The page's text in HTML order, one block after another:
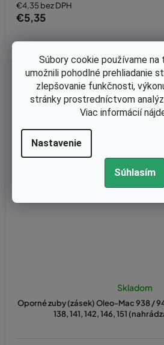
Súbory cookie používame na
umožnili pohodlné prehliadanie
zlepšovanie funkčnosti,
stránky prostredníctvom
Viac informácií
Nastavenie
Súhlasím
€4,35 bez DPH
€5,35
Oporné zuby (zásek) Oleo-Mac 938 /
138, 141, 142, 146, 151
Skladom
Kód:654-409